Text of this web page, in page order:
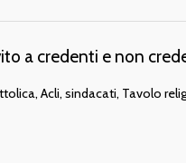
a credenti e non
Acli, sindacati, Tavolo